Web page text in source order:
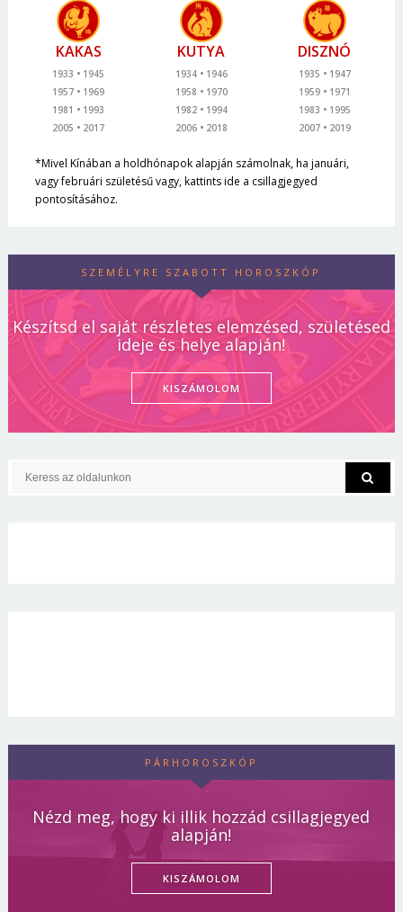
KAKAS
1933
1945
1957
1969
1981
1993
2005
2017
KUTYA
1934
1946
1958
1970
1982
1994
2006
2018
DISZNÓ
1935
1947
1959
1971
1983
1995
2007
2019
*Mivel Kínában a holdhónapok alapján számolnak, ha januári,
vagy februári születésű vagy, kattints ide a csillagjegyed
pontosításához.
SZEMÉLYRE SZABOTT HOROSZKÓP
Készítsd el saját részletes elemzésed, születésed
ideje és helye alapján!
KISZÁMOLOM
PÁRHOROSZKÓP
Nézd meg, hogy ki illik hozzád csillagjegyed
alapján!
KISZÁMOLOM